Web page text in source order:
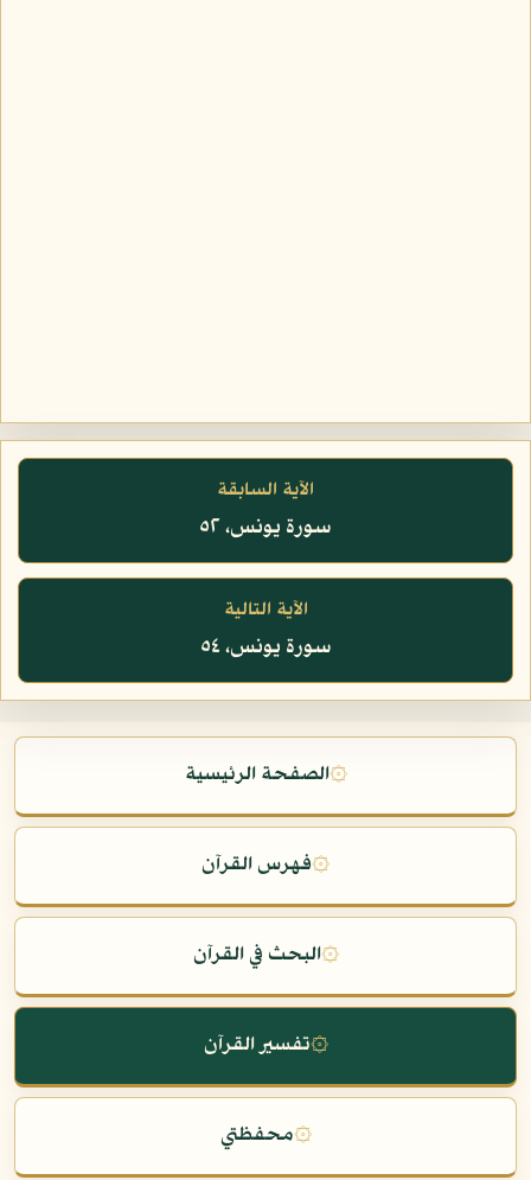
الآية السابقة
سورة يونس، ٥٢
الآية التالية
سورة يونس، ٥٤
۞الصفحة الرئيسية
۞فهرس القرآن
۞البحث في القرآن
۞تفسير القرآن
۞محفظتي